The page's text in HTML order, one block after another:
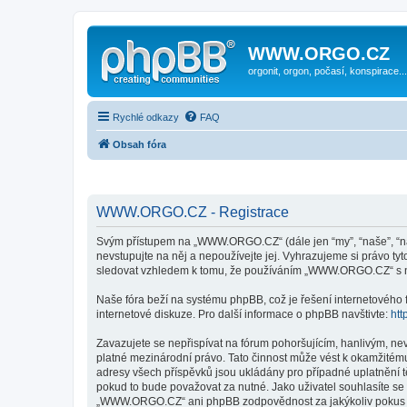
WWW.ORGO.CZ
orgonit, orgon, počasí, konspirace...
Rychlé odkazy FAQ
Obsah fóra
WWW.ORGO.CZ - Registrace
Svým přístupem na „WWW.ORGO.CZ“ (dále jen “my”,
nevstupujte na něj a nepoužívejte jej. Vyhrazujeme si právo
sledovat vzhledem k tomu, že používáním „WWW.ORGO.CZ“
Naše fóra beží na systému phpBB, což je řešení
internetové diskuze. Pro další informace o phpBB navštivte:
Zavazujete se nepřispívat na fórum pohoršujícím, hanlivým,
platné mezinárodní právo. Tato činnost může vést k
adresy všech příspěvků jsou ukládány pro případné uplatnění
pokud to bude považovat za nutné. Jako uživatel souhlasíte
„WWW.ORGO.CZ“ ani phpBB zodpovědnost za jakýkoliv